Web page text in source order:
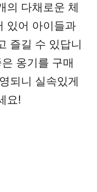
의 다채로운 체
있어 아이들과
즐길 수 있답니
옹기를 구매
되니 실속있게
요!